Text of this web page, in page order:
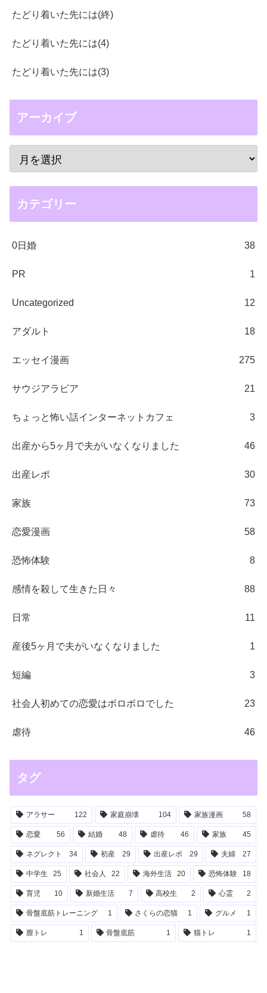
たどり着いた先には(終)
たどり着いた先には(4)
たどり着いた先には(3)
アーカイブ
カテゴリー
0日婚 38
PR 1
Uncategorized 12
アダルト 18
エッセイ漫画 275
サウジアラビア 21
ちょっと怖い話インターネットカフェ 3
出産から5ヶ月で夫がいなくなりました 46
出産レポ 30
家族 73
恋愛漫画 58
恐怖体験 8
感情を殺して生きた日々 88
日常 11
産後5ヶ月で夫がいなくなりました 1
短編 3
社会人初めての恋愛はボロボロでした 23
虐待 46
タグ
アラサー 122 家庭崩壊 104 家族漫画 58
恋愛 56 結婚 48 虐待 46 家族 45
ネグレクト 34 初産 29 出産レポ 29 夫婦 27
中学生 25 社会人 22 海外生活 20 恐怖体験 18
育児 10 新婚生活 7 高校生 2 心霊 2
骨盤底筋トレーニング 1 さくらの恋猫 1 グルメ 1
膣トレ 1 骨盤底筋 1 猫トレ 1